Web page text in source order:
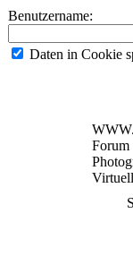
Benutzername:
Daten in Cookie
Forum